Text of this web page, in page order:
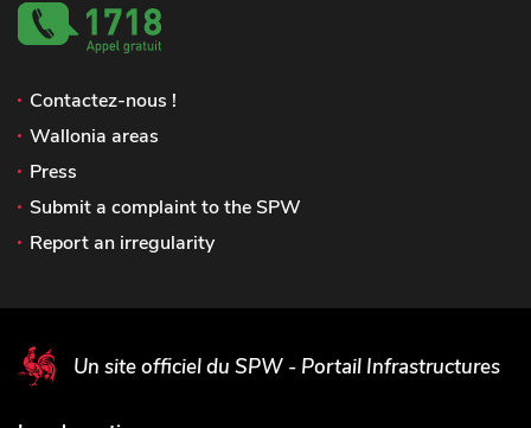
Contactez-nous !
Wallonia areas
Press
Submit a complaint to the SPW
Report an irregularity
Un site officiel du SPW - Portail Infrastructures